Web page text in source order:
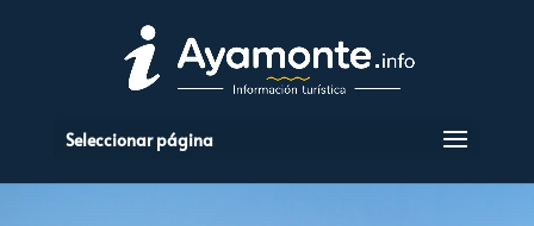
Seleccionar página